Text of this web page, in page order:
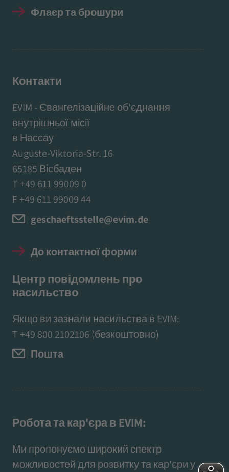
Флаєр та брошури
Контакти
EVIM - Євангелізаційне об'єднання
внутрішньої місії
в Нассау
Auguste-Viktoria-Str. 16
65185 Вісбаден
T +49 611 99009 0
F +49 611 99009 44
geschaeftsstelle@evim.de
До контактної форми
Центр повідомлень про
насильство
Якщо ви зазнали насильства в EVIM:
T +49 800 2102106 (безкоштовно)
Пошта
Робота та кар'єра в EVIM:
Ми пропонуємо широкий спектр
можливостей для розвитку та кар'єри у